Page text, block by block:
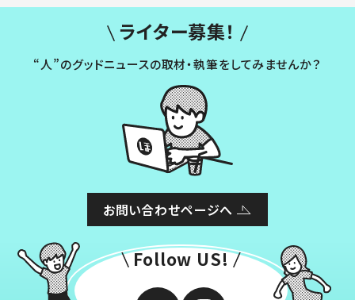
ライター募集！
“人”のグッドニュースの取材・執筆をしてみませんか？
お問い合わせページへ
Follow US!